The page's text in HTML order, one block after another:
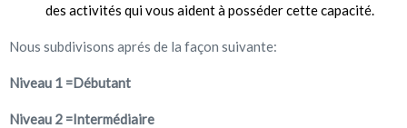
des activités qui vous aident à posséder cette capacité.
Nous subdivisons aprés de la façon suivante:
Niveau 1 =Débutant
Niveau 2 =Intermédiaire